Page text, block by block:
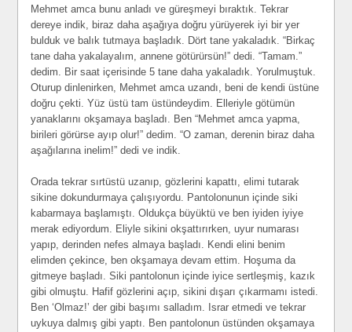
Mehmet amca bunu anladı ve güreşmeyi bıraktık. Tekrar
dereye indik, biraz daha aşağıya doğru yürüyerek iyi bir yer
bulduk ve balık tutmaya başladık. Dört tane yakaladık. “Birkaç
tane daha yakalayalım, annene götürürsün!” dedi. “Tamam.”
dedim. Bir saat içerisinde 5 tane daha yakaladık. Yorulmuştuk.
Oturup dinlenirken, Mehmet amca uzandı, beni de kendi üstüne
doğru çekti. Yüz üstü tam üstündeydim. Elleriyle götümün
yanaklarını okşamaya başladı. Ben “Mehmet amca yapma,
birileri görürse ayıp olur!” dedim. “O zaman, derenin biraz daha
aşağılarına inelim!” dedi ve indik.
Orada tekrar sırtüstü uzanıp, gözlerini kapattı, elimi tutarak
sikine dokundurmaya çalışıyordu. Pantolonunun içinde siki
kabarmaya başlamıştı. Oldukça büyüktü ve ben iyiden iyiye
merak ediyordum. Eliyle sikini okşattırırken, uyur numarası
yapıp, derinden nefes almaya başladı. Kendi elini benim
elimden çekince, ben okşamaya devam ettim. Hoşuma da
gitmeye başladı. Siki pantolonun içinde iyice sertleşmiş, kazık
gibi olmuştu. Hafif gözlerini açıp, sikini dışarı çıkarmamı istedi.
Ben ‘Olmaz!’ der gibi başımı salladım. Israr etmedi ve tekrar
uykuya dalmış gibi yaptı. Ben pantolonun üstünden okşamaya